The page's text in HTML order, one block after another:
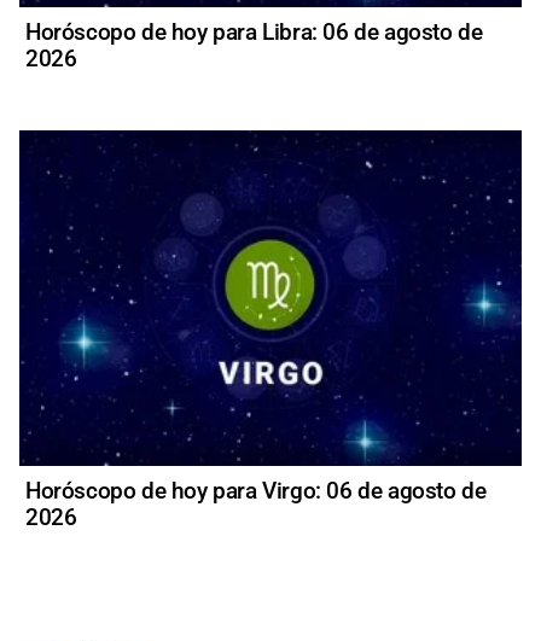
Horóscopo de hoy para Libra: 06 de agosto de
2026
Horóscopo de hoy para Virgo: 06 de agosto de
2026